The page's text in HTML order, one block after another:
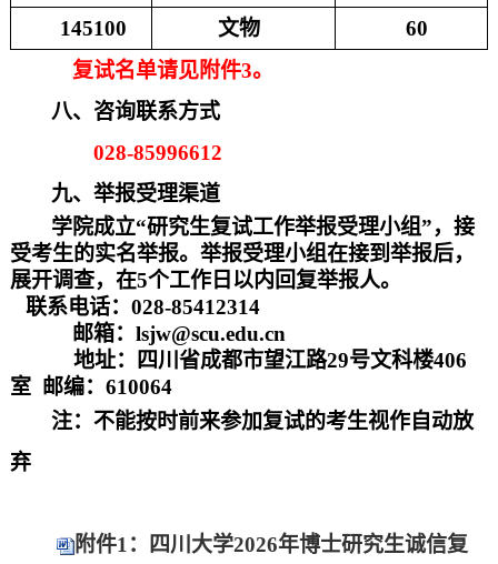
145100
文物
60
复试名单请见附件3。
八、咨询联系方式
028-85996612
九、举报受理渠道
学院成立“研究生复试工作举报受理小组”，接
受考生的实名举报。举报受理小组在接到举报后，
展开调查，在5个工作日以内回复举报人。
联系电话： 028-85412314
邮箱： lsjw@scu.edu.cn
地址：四川省成都市望江路29号文科楼406
室 邮编：610064
注：不能按时前来参加复试的考生视作自动放
弃
附件1：四川大学2026年博士研究生诚信复